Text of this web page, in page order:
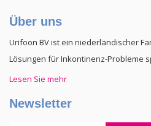
Über uns
Urifoon BV ist ein niederländischer
Lösungen für Inkontinenz-Probleme
Lesen Sie mehr
Newsletter